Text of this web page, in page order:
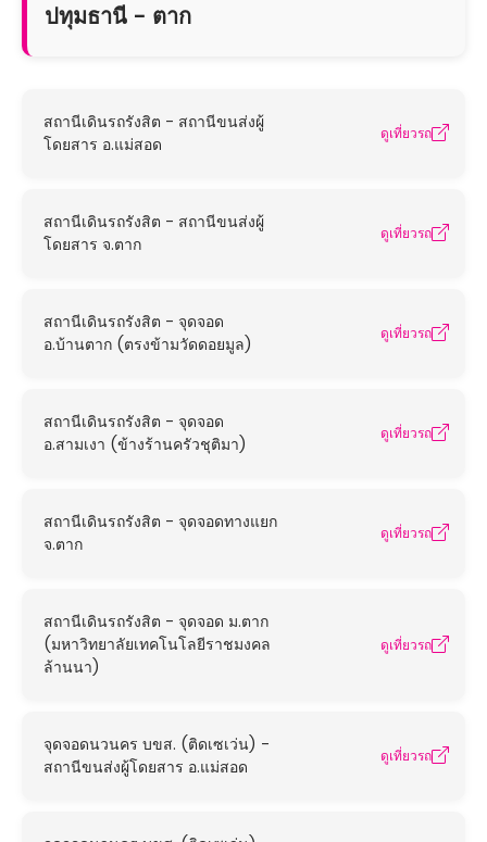
ปทุมธานี - ตาก
สถานีเดินรถรังสิต - สถานีขนส่งผู้
โดยสาร อ.แม่สอด
ดูเที่ยวรถ
สถานีเดินรถรังสิต - สถานีขนส่งผู้
โดยสาร จ.ตาก
ดูเที่ยวรถ
สถานีเดินรถรังสิต - จุดจอด
อ.บ้านตาก (ตรงข้ามวัดดอยมูล)
ดูเที่ยวรถ
สถานีเดินรถรังสิต - จุดจอด
อ.สามเงา (ข้างร้านครัวชุติมา)
ดูเที่ยวรถ
สถานีเดินรถรังสิต - จุดจอดทางแยก
จ.ตาก
ดูเที่ยวรถ
สถานีเดินรถรังสิต - จุดจอด ม.ตาก
(มหาวิทยาลัยเทคโนโลยีราชมงคล
ล้านนา)
ดูเที่ยวรถ
จุดจอดนวนคร บขส. (ติดเซเว่น) -
สถานีขนส่งผู้โดยสาร อ.แม่สอด
ดูเที่ยวรถ